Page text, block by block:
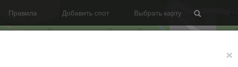
×
Правила Добавить спот Выбрать карту